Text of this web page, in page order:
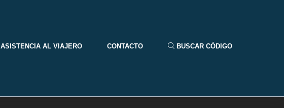
ASISTENCIA AL VIAJERO CONTACTO BUSCAR CÓDIGO